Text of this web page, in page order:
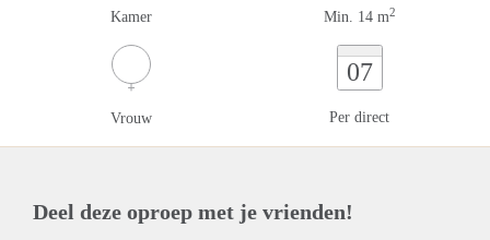
Kamer Min. 14 m2
Vrouw
07
Per direct
Deel deze oproep met je vrienden!